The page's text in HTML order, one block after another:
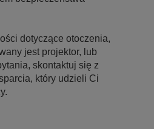
dotyczące otoczenia,
jest projektor, lub
skontaktuj się z
który udzieli Ci